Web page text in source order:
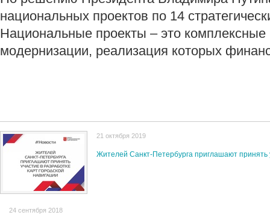
национальных проектов по 14
Национальные проекты – это
модернизации, реализация которых
21 октября 2019
Жителей Санкт-Петербурга приглашают принять
24 сентября 2018